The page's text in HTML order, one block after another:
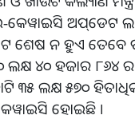
କେୱାଇସି ଅପ୍‌ଡେଟ
ଶେଷ ନ ହୁଏ ତେବେ
୪୦ ହଜାର ୮୬୪
୩୫ ଲକ୍ଷ ୫୭୦
ହୋଇଛି ।